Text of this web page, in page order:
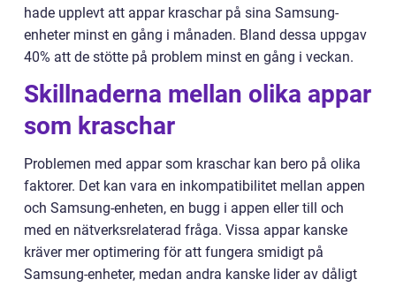
hade upplevt att appar kraschar på sina Samsung-
enheter minst en gång i månaden. Bland dessa uppgav
40% att de stötte på problem minst en gång i veckan.
Skillnaderna mellan olika appar
som kraschar
Problemen med appar som kraschar kan bero på olika
faktorer. Det kan vara en inkompatibilitet mellan appen
och Samsung-enheten, en bugg i appen eller till och
med en nätverksrelaterad fråga. Vissa appar kanske
kräver mer optimering för att fungera smidigt på
Samsung-enheter, medan andra kanske lider av dåligt